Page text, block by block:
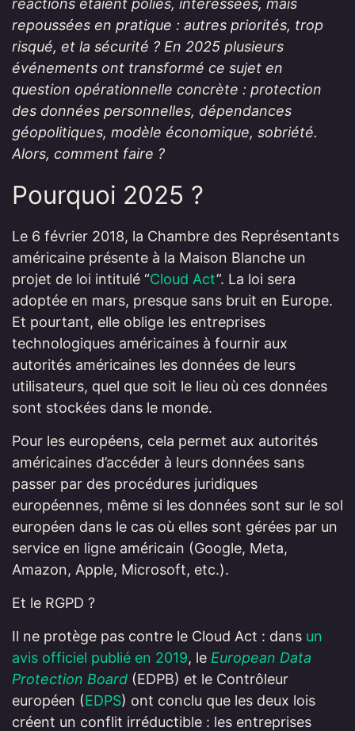
repoussées en pratique : autres priorités, trop
risqué, et la sécurité ? En 2025 plusieurs
événements ont transformé ce sujet en
question opérationnelle concrète : protection
des données personnelles, dépendances
géopolitiques, modèle économique, sobriété.
Alors, comment faire ?
Pourquoi 2025 ?
Le 6 février 2018, la Chambre des Représentants
américaine présente à la Maison Blanche un
projet de loi intitulé “Cloud Act”. La loi sera
adoptée en mars, presque sans bruit en Europe.
Et pourtant, elle oblige les entreprises
technologiques américaines à fournir aux
autorités américaines les données de leurs
utilisateurs, quel que soit le lieu où ces données
sont stockées dans le monde.
Pour les européens, cela permet aux autorités
américaines d’accéder à leurs données sans
passer par des procédures juridiques
européennes, même si les données sont sur le sol
européen dans le cas où elles sont gérées par un
service en ligne américain (Google, Meta,
Amazon, Apple, Microsoft, etc.).
Et le RGPD ?
Il ne protège pas contre le Cloud Act : dans un
avis officiel publié en 2019, le European Data
Protection Board (EDPB) et le Contrôleur
européen (EDPS) ont conclu que les deux lois
créent un conflit irréductible : les entreprises